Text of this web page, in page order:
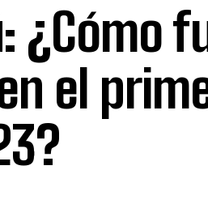
¿Cómo
el